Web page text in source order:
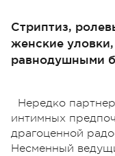
Стриптиз,
женские
равнодушными
Нередко
интимных
драгоценной
Несменный